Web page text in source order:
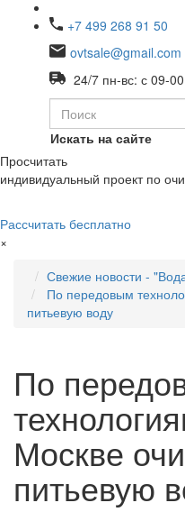
+7 499 268 91 50
ovtsale@gmail.com
24/7 пн-вс: с 09-
Искать на сайте
Просчитать
индивидуальный проект по
Рассчитать бесплатно
×
Свежие новости -
По передовым
питьевую воду
По
Москве
питьевую